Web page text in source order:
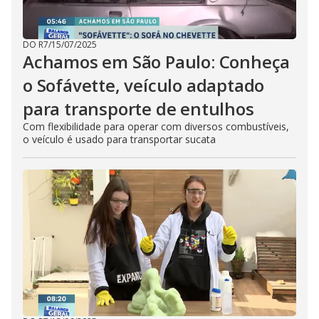
DO R7/15/07/2025
Achamos em São Paulo: Conheça
o Sofávette, veículo adaptado
para transporte de entulhos
Com flexibilidade para operar com diversos combustíveis,
o veículo é usado para transportar sucata